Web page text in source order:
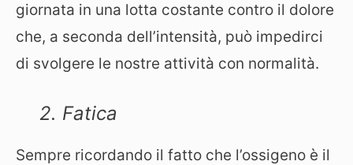
giornata in una lotta costante contro il dolore
che, a seconda dell’intensità, può impedirci
di svolgere le nostre attività con normalità.
2. Fatica
Sempre ricordando il fatto che l’ossigeno è il